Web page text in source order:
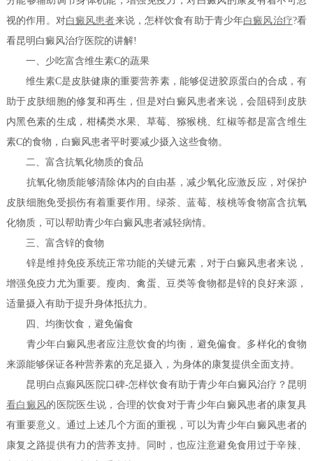
视的作用。对白癜风患者来说，怎样饮食有助于青少年白癜风治疗?看
看昆明白癜风治疗医院的讲解!
一、少吃富含维生素C的蔬果
维生素C是皮肤健康的重要营养素，能够促进胶原蛋白的合成，有
助于皮肤细胞的修复和再生，但是对白癜风患者来说，会阻碍到皮肤
内黑色素的生成，柑橘类水果、草莓、猕猴桃、红椒等都是富含维生
素C的食物，白癜风患者平时要减少摄入这些食物。
二、富含抗氧化物质的食品
抗氧化物质能够清除体内的自由基，减少氧化应激反应，对保护
皮肤细胞免受损伤有着重要作用。绿茶、蓝莓、核桃等食物富含抗氧
化物质，可以帮助青少年白癜风患者减轻病情。
三、富含锌的食物
锌是维持免疫系统正常功能的关键元素，对于白癜风患者来说，
增强免疫力尤为重要。瘦肉、禽蛋、豆类等食物都是锌的良好来源，
适量摄入有助于提升身体抵抗力。
四、均衡饮食，避免偏食
青少年白癜风患者应注意饮食的均衡，避免偏食。多样化的食物
来源能够保证各种营养素的充足摄入，为身体的康复提供全面支持。
昆明白点癫风医院口碑-怎样饮食有助于青少年白癜风治疗？昆明
看白癜风的医院医生说，合理的饮食对于青少年白癜风患者的康复具
有重要意义。通过上述几个方面的重视，可以为青少年白癜风患者的
康复之路提供有力的营养支持。同时，也应注意避免食用过于辛辣、